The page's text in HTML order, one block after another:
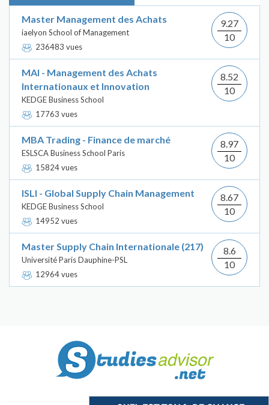
Master Management des Achats
iaelyon School of Management
236483 vues
9.27
10
MAI - Management des Achats
Internationaux et Innovation
KEDGE Business School
17763 vues
8.52
10
MBA Trading - Finance de marché
ESLSCA Business School Paris
15824 vues
8.97
10
ISLI - Global Supply Chain Management
KEDGE Business School
14952 vues
8.67
10
Master Supply Chain Internationale (217)
Université Paris Dauphine-PSL
12964 vues
8.6
10